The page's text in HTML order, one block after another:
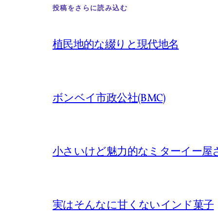
投稿をさらに読み込む
植民地的な綴りと現代地名
ボンベイ市政公社(BMC)
小さいけど魅力的なミターイー屋
実はそんなに甘くないインド菓子